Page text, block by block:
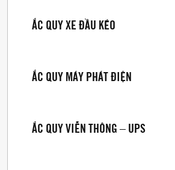
ẮC QUY XE ĐẦU KÉO
ẮC QUY MÁY PHÁT ĐIỆN
ẮC QUY VIỄN THÔNG – UPS